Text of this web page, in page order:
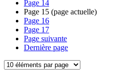
Page 14
Page 15 (page actuelle)
Page 16
Page 17
Page suivante
Dernière page